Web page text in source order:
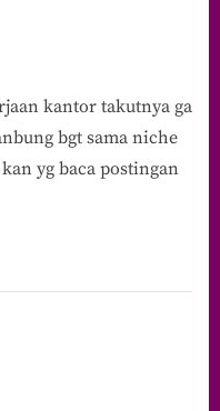
kantor takutnya ga
bgt sama niche
yg baca postingan